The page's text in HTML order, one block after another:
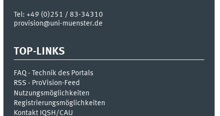
Tel:+49 (0)251 / 83-34310
provision@uni-muenster.de
TOP-LINKS
FAQ · Technik des Portals
RSS · ProVision-Feed
Nutzungsmöglichkeiten
Registrierungsmöglichkeiten
Kontakt IQSH/CAU